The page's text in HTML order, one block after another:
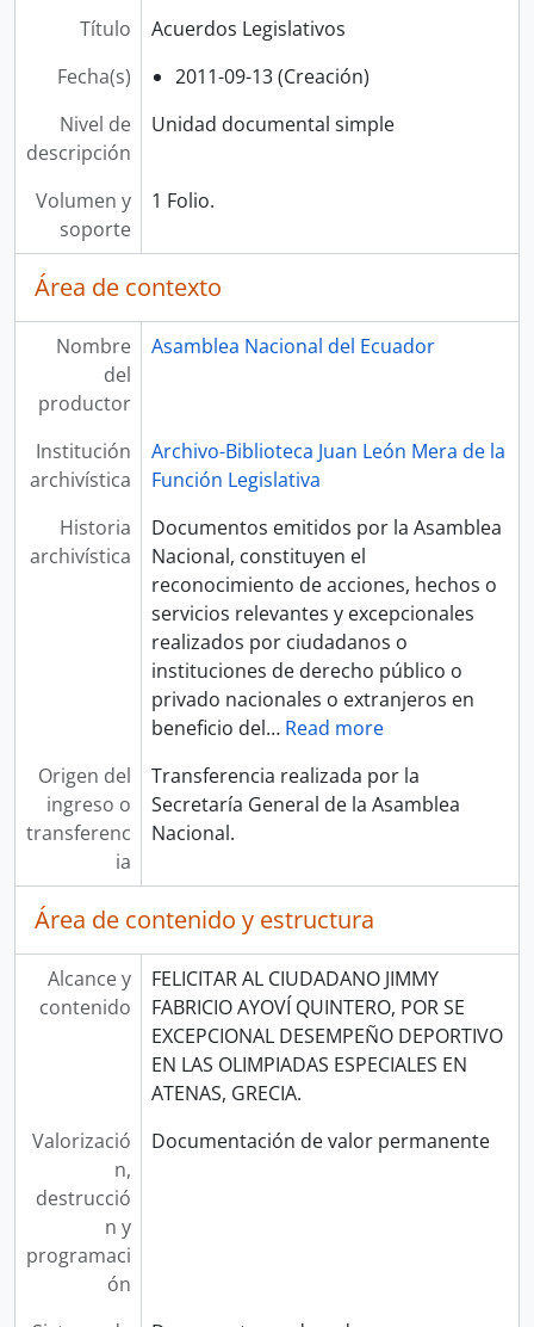
Título
Acuerdos Legislativos
Fecha(s)
2011-09-13 (Creación)
Nivel de
descripción
Unidad documental simple
Volumen y
soporte
1 Folio.
Área de contexto
Nombre
del
productor
Asamblea Nacional del Ecuador
Institución
archivística
Archivo-Biblioteca Juan León Mera de la
Función Legislativa
Historia
archivística
Documentos emitidos por la Asamblea
Nacional, constituyen el
reconocimiento de acciones, hechos o
servicios relevantes y excepcionales
realizados por ciudadanos o
instituciones de derecho público o
privado nacionales o extranjeros en
beneficio del… Read more
Origen del
ingreso o
transferenc
ia
Transferencia realizada por la
Secretaría General de la Asamblea
Nacional.
Área de contenido y estructura
Alcance y
contenido
FELICITAR AL CIUDADANO JIMMY
FABRICIO AYOVÍ QUINTERO, POR SE
EXCEPCIONAL DESEMPEÑO DEPORTIVO
EN LAS OLIMPIADAS ESPECIALES EN
ATENAS, GRECIA.
Valorizació
n,
destrucció
n y
programaci
ón
Documentación de valor permanente